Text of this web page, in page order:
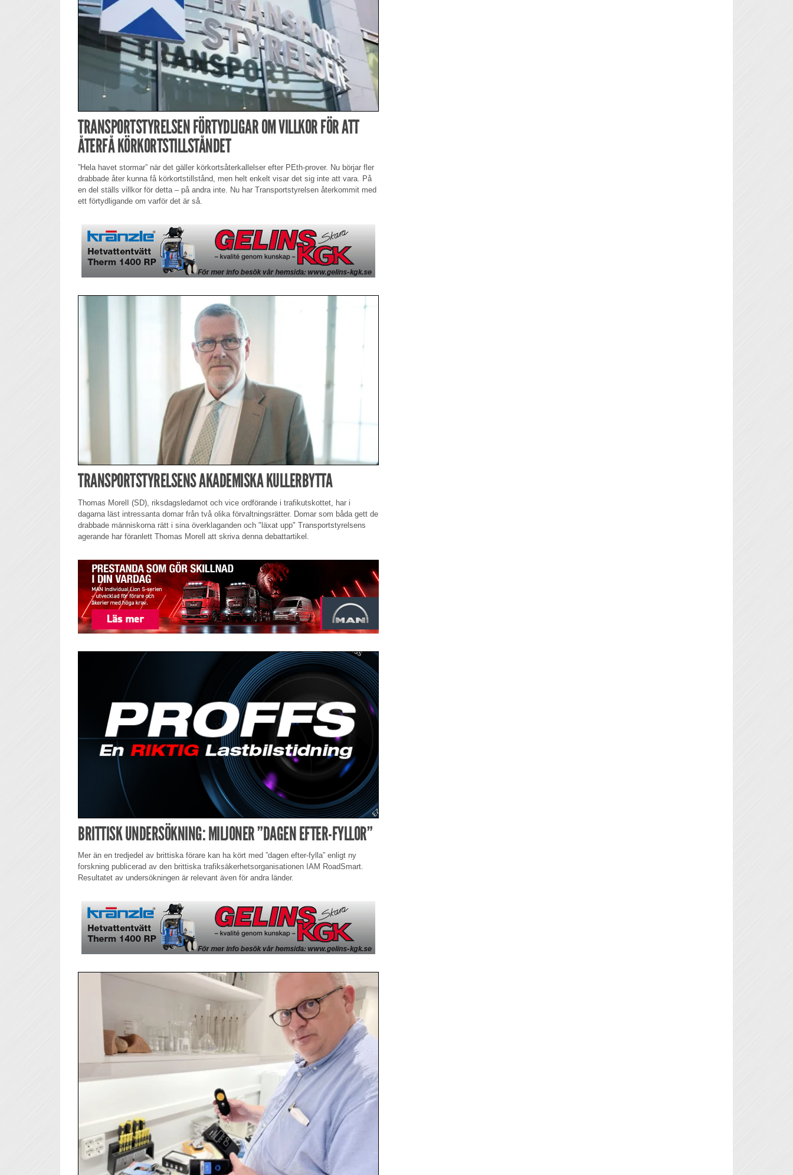
TRANSPORTSTYRELSEN FÖRTYDLIGAR OM VILLKOR FÖR ATT
ÅTERFÅ KÖRKORTSTILLSTÅNDET
”Hela havet stormar” när det gäller körkortsåterkallelser efter PEth-prover. Nu börjar fler
drabbade åter kunna få körkortstillstånd, men helt enkelt visar det sig inte att vara. På
en del ställs villkor för detta – på andra inte. Nu har Transportstyrelsen återkommit med
ett förtydligande om varför det är så.
TRANSPORTSTYRELSENS AKADEMISKA KULLERBYTTA
Thomas MorelI (SD), riksdagsledamot och vice ordförande i trafikutskottet, har i
dagarna läst intressanta domar från två olika förvaltningsrätter. Domar som båda gett de
drabbade människorna rätt i sina överklaganden och "läxat upp" Transportstyrelsens
agerande har föranlett Thomas Morell att skriva denna debattartikel.
BRITTISK UNDERSÖKNING: MILJONER ”DAGEN EFTER-FYLLOR”
Mer än en tredjedel av brittiska förare kan ha kört med ”dagen efter-fylla” enligt ny
forskning publicerad av den brittiska trafiksäkerhetsorganisationen IAM RoadSmart.
Resultatet av undersökningen är relevant även för andra länder.